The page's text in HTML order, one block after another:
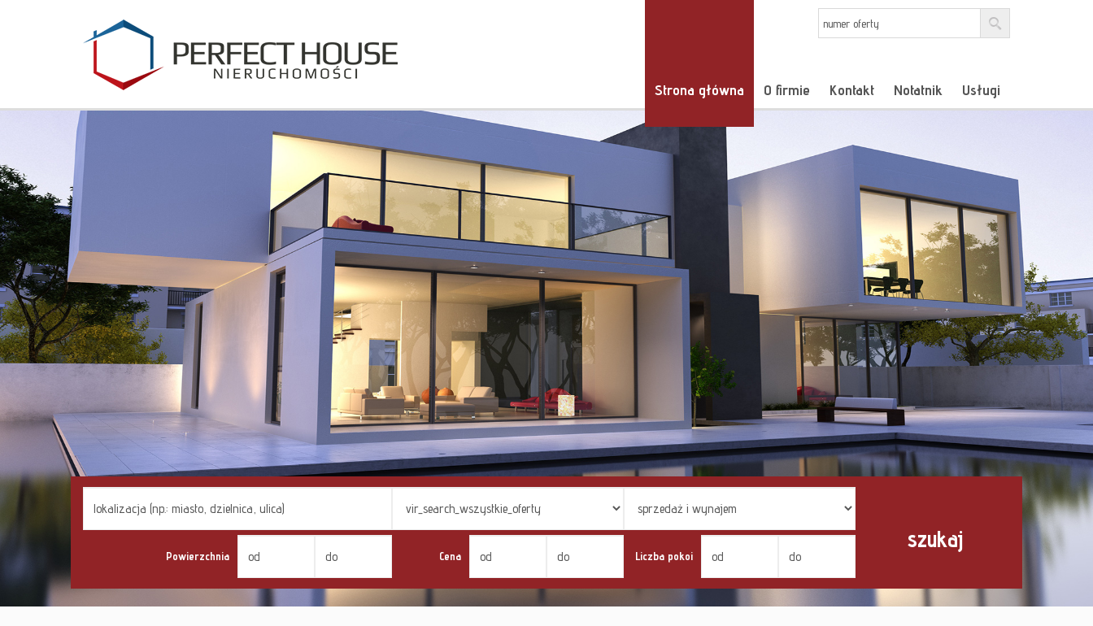
Strona główna O firmie Kontakt Notatnik Usługi
Powierzchnia Cena Liczba pokoi